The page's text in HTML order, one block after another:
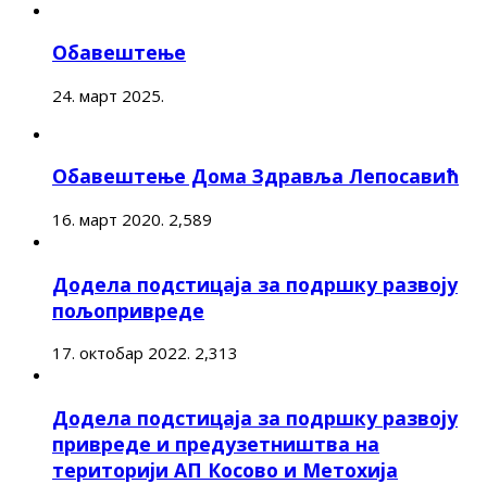
Обавештење
24. март 2025.
Обавештење Дома Здравља Лепосавић
16. март 2020. 2,589
Додела подстицаја за подршку развоју
пољопривреде
17. октобар 2022. 2,313
Додела подстицаја за подршку развоју
привреде и предузетништва на
територији АП Косово и Метохија